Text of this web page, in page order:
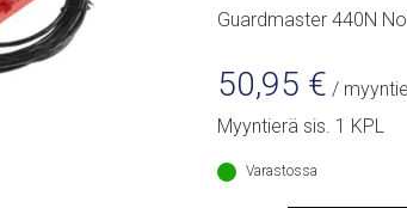
Guardmaster 440N
50,95 € /
Myyntierä sis. 1 KPL
Varastossa